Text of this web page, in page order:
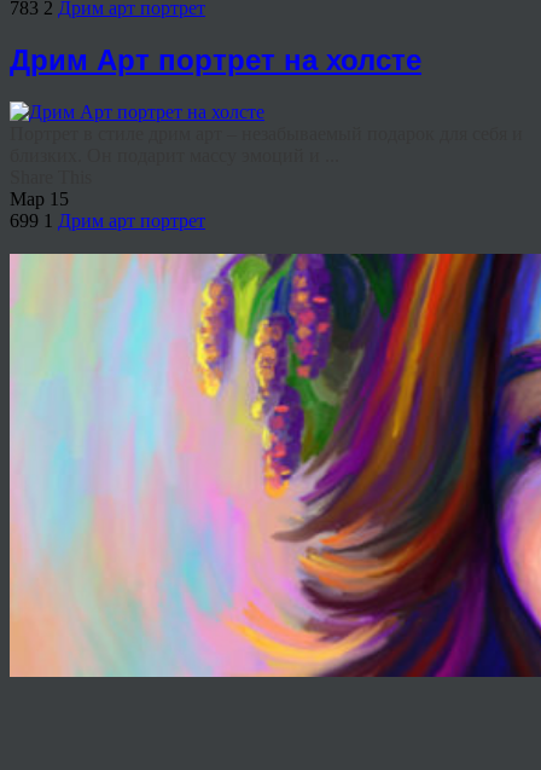
783 2 Дрим арт портрет
Дрим Арт портрет на холсте
Мар 15
699 1 Дрим арт портрет